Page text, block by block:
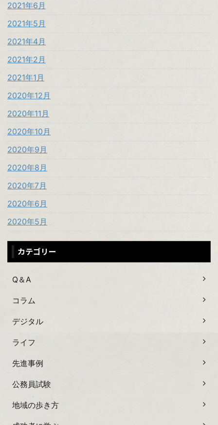
2021年6月
2021年5月
2021年4月
2021年2月
2021年1月
2020年12月
2020年11月
2020年10月
2020年9月
2020年8月
2020年7月
2020年6月
2020年5月
カテゴリー
Q＆A
コラム
デジタル
ライフ
先進事例
公務員試験
地域の歩き方